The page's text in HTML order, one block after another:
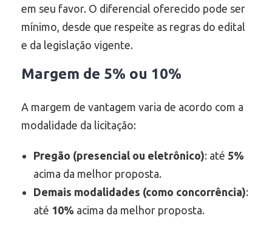
em seu favor. O diferencial oferecido pode ser
mínimo, desde que respeite as regras do edital
e da legislação vigente.
Margem de 5% ou 10%
A margem de vantagem varia de acordo com a
modalidade da licitação:
Pregão (presencial ou eletrônico): até 5%
acima da melhor proposta.
Demais modalidades (como concorrência):
até 10% acima da melhor proposta.